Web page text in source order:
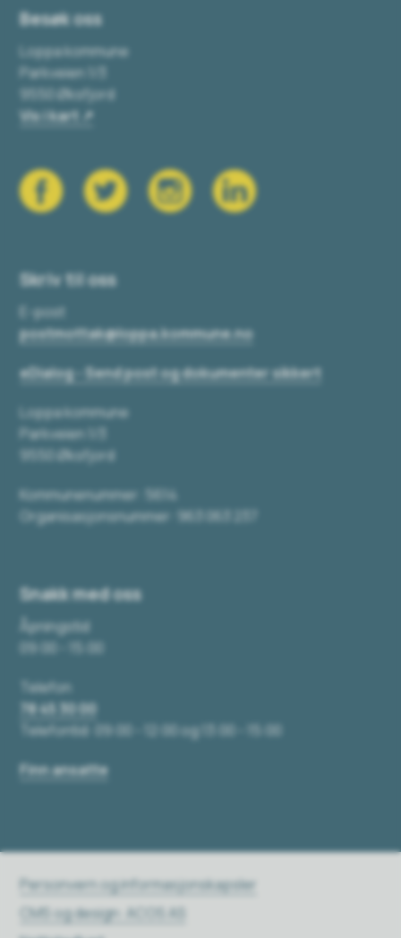
Besøk oss
Loppa kommune
Parkveien 1/3
9550 Øksfjord
Vis i kart
Skriv til oss
E-post
postmottak@loppa.kommune.no
eDialog - Send post og dokumenter sikkert
Loppa kommune
Parkveien 1/3
9550 Øksfjord
Kommunenummer: 5614
Organisasjonsnummer: 963 063 237
Snakk med oss
Åpningstid
09:00 - 15:00
Telefon
78 45 30 00
Telefontid: 09:00 - 12:00 og 13:00 - 15:00
Finn ansatte
Personvern og informasjonskapsler
CMS og design: ACOS AS